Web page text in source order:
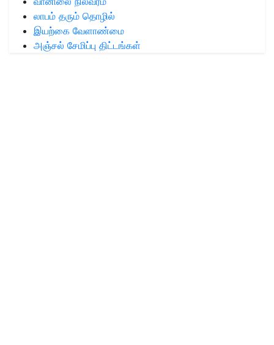
லாபம் தரும் தொழில்
இயற்கை வேளாண்மை
அஞ்சல் சேமிப்பு திட்டங்கள்